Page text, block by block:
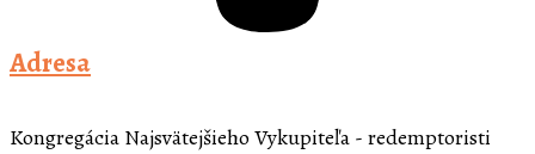
Adresa
Kongregácia Najsvätejšieho Vykupiteľa - redemptoristi